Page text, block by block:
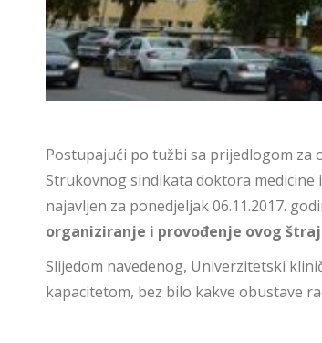
Postupajući po tužbi sa prijedlogom za
Strukovnog sindikata doktora
najavljen za ponedjeljak 06.11.2017.
organiziranje i provođenje ovog
Slijedom navedenog, Univerzitetski
kapacitetom, bez bilo kakve obustave